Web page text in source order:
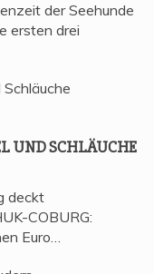
der Seehunde
ersten drei
UND SCHLÄUCHE
deckt
COBURG:
Euro…